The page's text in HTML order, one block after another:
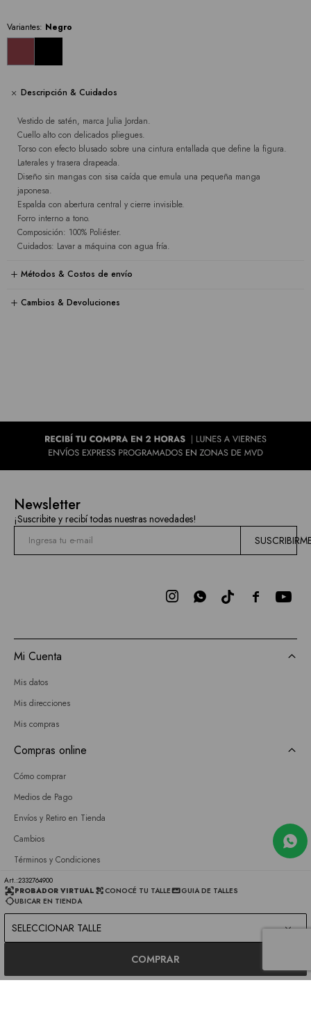
Variantes: Negro
2332764900
PROBADOR VIRTUAL
CONOCÉ TU TALLE
GUIA DE TALLES
UBICAR EN TIENDA
SELECCIONAR TALLE
COMPRAR
Descripción & Cuidados
Vestido de satén, marca Julia Jordan.
Cuello alto con delicados pliegues.
Torso con efecto blusado sobre una cintura entallada que define la figura.
Laterales y trasera drapeada.
Diseño sin mangas con sisa caída que emula una pequeña manga
japonesa.
Espalda con abertura central y cierre invisible.
Forro interno a tono.
Composición: 100% Poliéster.
Cuidados: Lavar a máquina con agua fría.
Métodos & Costos de envío
Cambios & Devoluciones
Newsletter
¡Suscribite y recibí todas nuestras novedades!

 
Mi Cuenta
Mis datos
Mis direcciones
Mis compras
Compras online
Cómo comprar
Medios de Pago
Envíos y Retiro en Tienda
Cambios
Términos y Condiciones
GIFT CARD
Empresa
Sobre nosotros
Únete a nuestro equipo